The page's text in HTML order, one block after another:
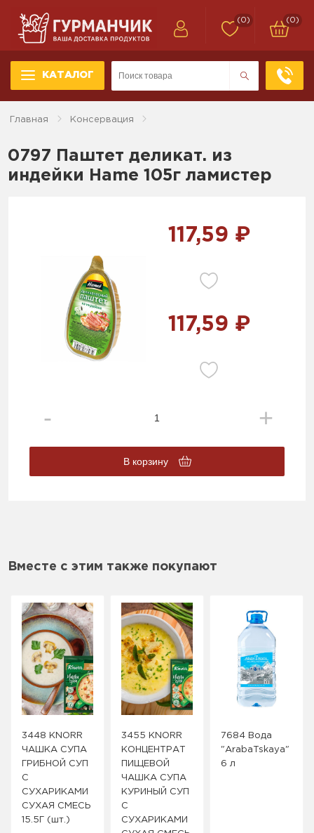
КАТАЛОГ
(0) (0)
Главная Консервация
0797 Паштет деликат. из
индейки Hame 105г ламистер
117,59 ₽
117,59 ₽
В корзину
Вместе с этим также покупают
3448 KNORR
ЧАШКА СУПА
ГРИБНОЙ СУП
С
СУХАРИКАМИ
СУХАЯ СМЕСЬ
15.5Г (шт.)
3455 KNORR
КОНЦЕНТРАТ
ПИЩЕВОЙ
ЧАШКА СУПА
КУРИНЫЙ СУП
С
СУХАРИКАМИ
7684 Вода
"ArabaTskaya"
6 л